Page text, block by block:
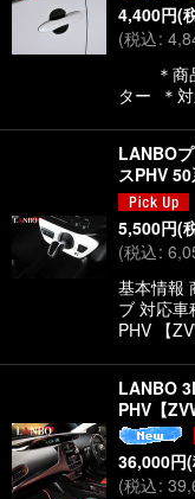
4,400円(
(税込:
＊商品
ター ＊
LANBO
スPHV 50
5,500円(
(税込:
基本情報
ブ 対応
PHV 【
LANBO
PHV【
36,000円
(税込: